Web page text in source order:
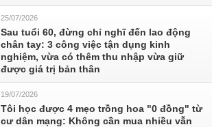
25/07/2026
Sau tuổi 60, đừng chỉ nghĩ đến lao động
chân tay: 3 công việc tận dụng kinh
nghiệm, vừa có thêm thu nhập vừa giữ
được giá trị bản thân
19/07/2026
Tôi học được 4 mẹo trồng hoa "0 đồng" từ
cư dân mạng: Không cần mua nhiều vẫn